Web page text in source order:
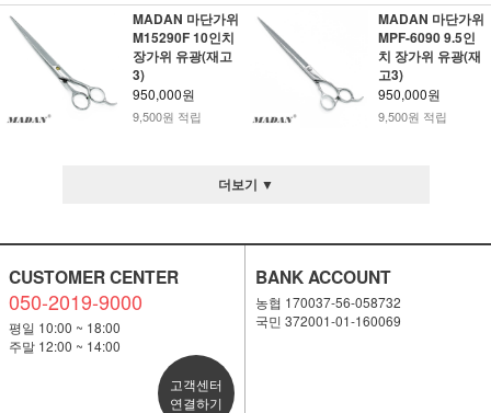
MADAN 마단가위
M15290F 10인치
장가위 유광(재고
3)
950,000원
9,500원 적립
MADAN 마단가위
MPF-6090 9.5인
치 장가위 유광(재
고3)
950,000원
9,500원 적립
더보기 ▼
CUSTOMER CENTER
050-2019-9000
평일 10:00 ~ 18:00
주말 12:00 ~ 14:00
고객센터
연결하기
BANK ACCOUNT
농협 170037-56-058732
국민 372001-01-160069